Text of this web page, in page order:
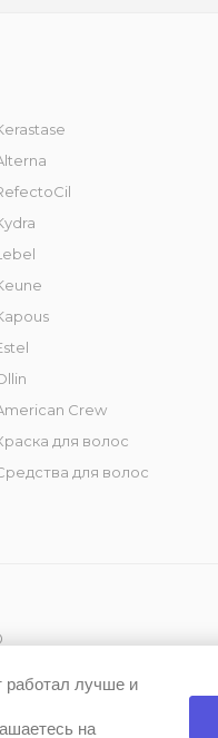
Crew
для волос
для волос
лучше и
на